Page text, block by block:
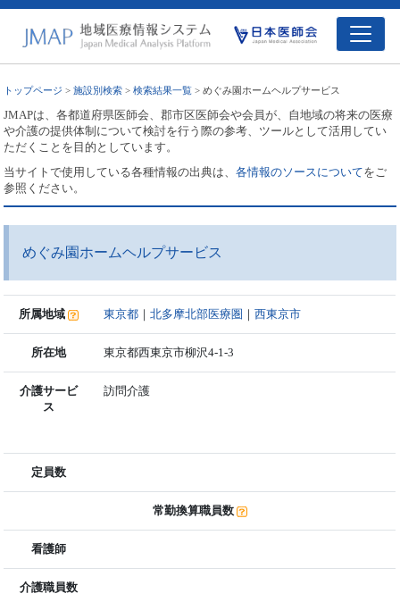
トップページ >施設別検索 >検索結果一覧 > めぐみ園ホームヘルプサービス
JMAPは、各都道府県医師会、郡市区医師会や会員が、自地域の将来の医療
や介護の提供体制について検討を行う際の参考、ツールとして活用してい
ただくことを目的としています。
当サイトで使用している各種情報の出典は、各情報のソースについてをご
参照ください。
めぐみ園ホームヘルプサービス
所属地域 東京都 ｜北多摩北部医療圏 ｜西東京市
所在地 東京都西東京市柳沢4-1-3
介護サービ
ス
訪問介護
定員数
常勤換算職員数
看護師
介護職員数